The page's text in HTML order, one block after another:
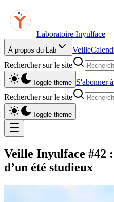
Laboratoire Inyulface
À propos du Lab Veille
Rechercher sur le site
Toggle theme S'abonner
Rechercher sur le site
Toggle theme
Veille Inyulface #42
d’un été studieux